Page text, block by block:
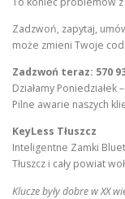
Zadzwoń, zapytaj,
może zmieni Twoje
Zadzwoń teraz: 570
Działamy Poniedziałek
Pilne awarie naszych
KeyLess Tłuszcz
Inteligentne Zamki
Tłuszcz i cały powiat
Klucze były dobre w XX